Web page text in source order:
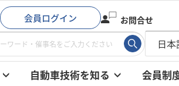
会員ログイン お問合せ
自動車技術を知る 会員制